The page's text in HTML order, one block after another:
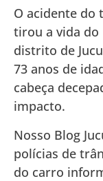
O acidente do
tirou a vida do
distrito de
73 anos de
cabeça
impacto.
Nosso Blog
polícias de
do carro